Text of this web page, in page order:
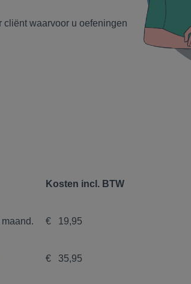
cliënt waarvoor u oefeningen
Kosten incl. BTW
€ 19,95
€ 35,95